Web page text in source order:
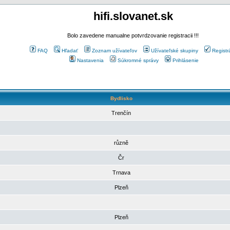
hifi.slovanet.sk
Bolo zavedene manualne potvrdzovanie registracii !!!
FAQ Hľadať Zoznam užívateľov Užívateľské skupiny
Nastavenia
Súkromné správy Prihlásenie
Bydlisko
Trenčín
různě
Čr
Trnava
Plzeň
Plzeň